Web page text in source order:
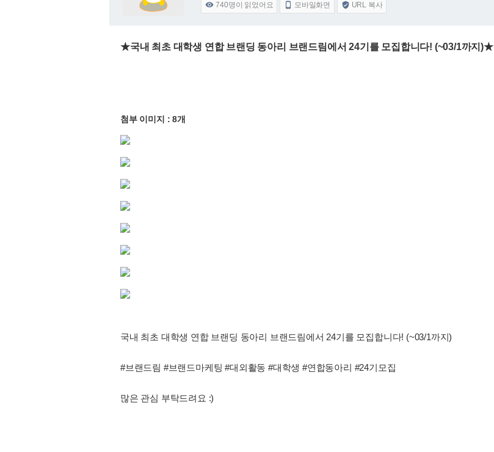
 740명이 읽었어요  모바일화면  URL 복사
★국내 최초 대학생 연합 브랜딩 동아리 브랜드림에서 24기를 모집합니다! (~03/1까지)★
첨부 이미지 : 8개
국내 최초 대학생 연합 브랜딩 동아리 브랜드림에서 24기를 모집합니다! (~03/1까지)
#브랜드림 #브랜드마케팅 #대외활동 #대학생 #연합동아리 #24기모집
많은 관심 부탁드려요 :)